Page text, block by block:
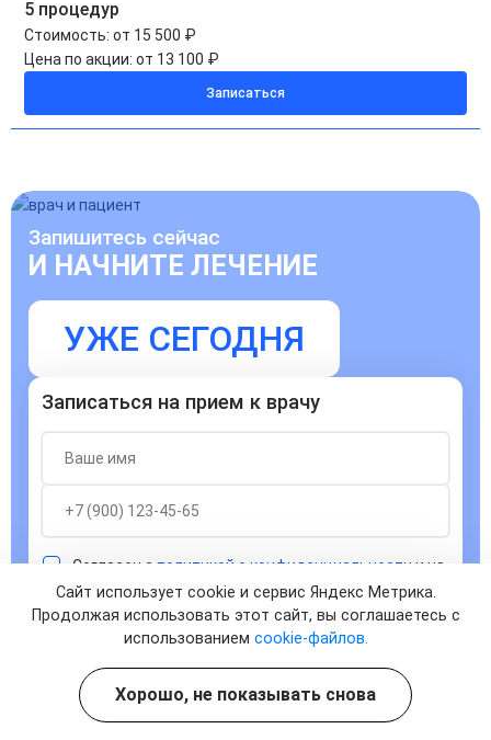
5 процедур
Стоимость: от 15 500 ₽
Цена по акции: от 13 100 ₽
Записаться
Запишитесь сейчас
И НАЧНИТЕ ЛЕЧЕНИЕ
УЖЕ СЕГОДНЯ
Записаться на прием к врачу
Согласен с политикой о конфиденциальности и на
обработку персональных данных
ЗАПИСАТЬСЯ
Сайт использует cookie и сервис Яндекс Метрика.
Продолжая использовать этот сайт, вы соглашаетесь с
использованием cookie-файлов.
Хорошо, не показывать снова